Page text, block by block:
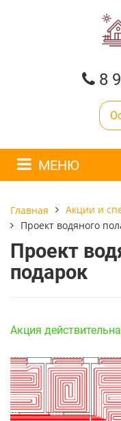
8
МЕНЮ
Главная
Акции и
Проект водяного
Проект
подарок
Акция